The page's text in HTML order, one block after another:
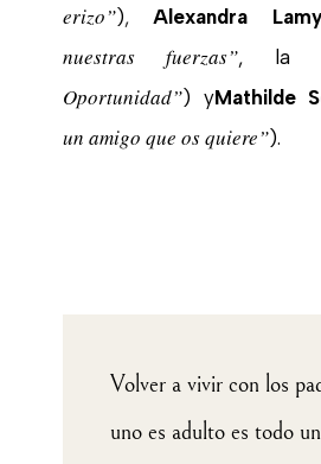
erizo”), Alexandra Lamy
nuestras fuerzas”, la
Oportunidad”) yMathilde
un amigo que os quiere”).
Volver a vivir con los
uno es adulto es todo